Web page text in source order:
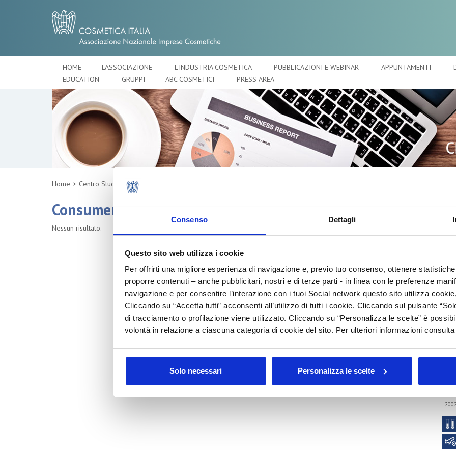
Consenso Dettagli
Questo sito web utilizza i cookie
Per offrirti una migliore esperienza di navigazione e, previo tuo consenso, ottenere
proporre contenuti – anche pubblicitari, nostri e di terze parti - in linea con le preferenze
navigazione e per consentire l’interazione con i tuoi Social network questo sito utilizza
Cliccando su “Accetta tutti” acconsenti all’utilizzo di tutti i cookie. Cliccando sul pulsante
di tracciamento o profilazione viene utilizzato. Cliccando su “Personalizza le scelte” è
volontà in relazione a ciascuna categoria di cookie del sito. Per ulteriori informazioni
Solo necessari Personalizza le scelte
HOME L'ASSOCIAZIONE L'INDUSTRIA COSMETICA PUBBLICAZIONI E WEBINAR APPUNTAMENTI
EDUCATION
GRUPPI ABC COSMETICI PRESS AREA
Home Centro Studi Consumer trends
Consumer trends
Nessun risultato.
2002